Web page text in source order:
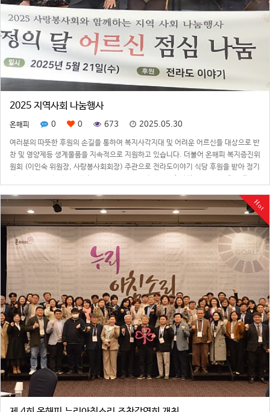
2025 지역사회 나눔행사
온해피 0 0 673 2025.05.30
여러분의 따뜻한 후원의 손길을 통하여 복지사각지대 및 어려운 어르신들 대상으로 반
찬 및 영양제등 생계물품을 지속적으로 지원하고 있습니다. 더불어 온해피 복지증진위
원회 (이인숙 위원장, 사랑봉사회회장) 주관으로 전라도이야기 식당 후원을 받아 정기
Hot